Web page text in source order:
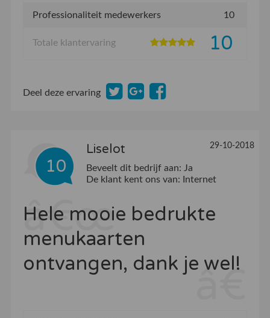
Professionaliteit medewerkers 10
Totale klantervaring 10
Deel deze ervaring
10
Liselot 29-10-2018
Beveelt dit bedrijf aan: Ja
De klant kent ons van:
Internet
Hele mooie bedrukte
menukaarten
ontvangen, dank je wel!